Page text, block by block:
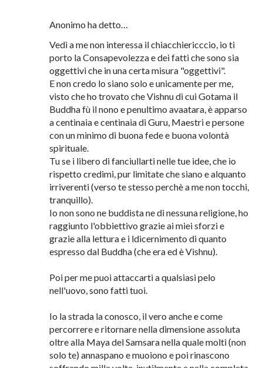
ESISTITO di cui parli, che io sappia, mi sembra
incontrasto con la dottrina dell'Anatta, o sbaglio.
Grazia per la delucidazione, caro Maestro
6 ottobre 2012 alle ore 12:18
Anonimo ha detto…
Vedi a me non interessa il chiacchiericccio, io ti
porto la Consapevolezza e dei fatti che sono sia
oggettivi che in una certa misura "oggettivi".
E non credo lo siano solo e unicamente per me,
visto che ho trovato che Vishnu di cui Gotama il
Buddha fù il nono e penultimo avaatara, è apparso
a centinaia e centinaia di Guru, Maestri e persone
con un minimo di buona fede e buona volontà
spirituale.
Tu se i libero di fanciullarti nelle tue idee, che io
rispetto credimi, pur limitate che siano e alquanto
tranquillo).
Io non sono ne buddista ne di nessuna religione, ho
grazie alla lettura e i ldicernimento di quanto
espresso dal Buddha (che era ed è Vishnu).
Poi per me puoi attaccarti a qualsiasi pelo